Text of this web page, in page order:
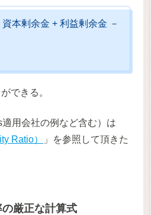
本剰余金 + 利益剰余金 －
できる。
用会社の例など含む）は
Ratio）
」を参照して頂きた
厳正な計算式